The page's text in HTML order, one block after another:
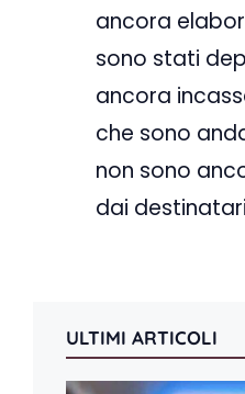
ancora
sono stati
ancora
che sono
non sono
dai
ULTIMI ARTICOLI